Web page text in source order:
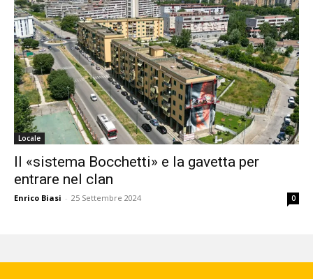
Locale
Il «sistema Bocchetti» e la gavetta per
entrare nel clan
Enrico Biasi - 25 Settembre 2024 0